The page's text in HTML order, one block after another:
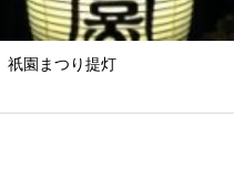
祇園まつり提灯